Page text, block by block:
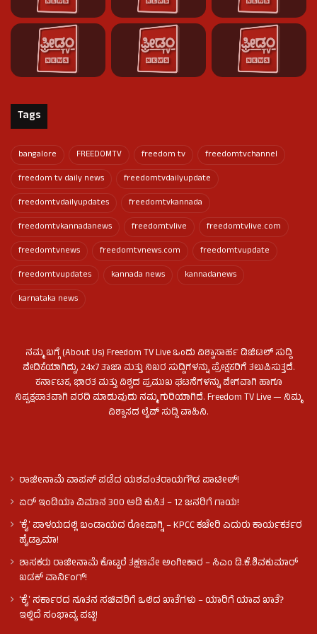
Tags
bangalore FREEDOMTV freedom tv
freedomtvchannel
freedom tv daily news
freedomtvdailyupdate
freedomtvdailyupdates
freedomtvkannada
freedomtvkannadanews
freedomtvlive
freedomtvlive.com
freedomtvnews
freedomtvnews.com
freedomtvupdate
freedomtvupdates
kannada news
kannadanews
karnataka news
ನಮ್ಮ ಬಗ್ಗೆ (About Us) Freedom TV Live ಒಂದು ವಿಶ್ವಾಸಾರ್ಹ ಡಿಜಿಟಲ್ ಸುದ್ದಿ
ವೇದಿಕೆಯಾಗಿದ್ದು, 24x7 ತಾಜಾ ಮತ್ತು ನಿಖರ ಸುದ್ದಿಗಳನ್ನು ಪ್ರೇಕ್ಷಕರಿಗೆ ತಲುಪಿಸುತ್ತದೆ.
ಕರ್ನಾಟಕ, ಭಾರತ ಮತ್ತು ವಿಶ್ವದ ಪ್ರಮುಖ ಘಟನೆಗಳನ್ನು ವೇಗವಾಗಿ ಹಾಗೂ
ನಿಷ್ಪಕ್ಷಪಾತವಾಗಿ ವರದಿ ಮಾಡುವುದು ನಮ್ಮ ಗುರಿಯಾಗಿದೆ. Freedom TV Live — ನಿಮ್ಮ
ವಿಶ್ವಾಸದ ಲೈವ್ ಸುದ್ದಿ ವಾಹಿನಿ.
ರಾಜೀನಾಮೆ ವಾಪಸ್ ಪಡೆದ ಯಶವಂತರಾಯಗೌಡ ಪಾಟೀಲ್‌!
ಏರ್ ಇಂಡಿಯಾ ವಿಮಾನ 300 ಅಡಿ ಕುಸಿತ – 12 ಜನರಿಗೆ ಗಾಯ!
ʻಕೈʼ​ ಪಾಳಯದಲ್ಲಿ ಬಂಡಾಯದ ರೋಷಾಗ್ನಿ – KPCC ಕಚೇರಿ ಎದುರು ಕಾರ್ಯಕರ್ತರ
ಹೈಡ್ರಾಮಾ!
ಶಾಸಕರು ರಾಜೀನಾಮೆ ಕೊಟ್ಟರೆ ತಕ್ಷಣವೇ ಅಂಗೀಕಾರ – ಸಿಎಂ ಡಿ.ಕೆ.ಶಿವಕುಮಾರ್
ಖಡಕ್ ವಾರ್ನಿಂಗ್!
ʻಕೈʼ ಸರ್ಕಾರದ ನೂತನ ಸಚಿವರಿಗೆ ಒಲಿದ ಖಾತೆಗಳು – ಯಾರಿಗೆ ಯಾವ ಖಾತೆ?
ಇಲ್ಲಿದೆ ಸಂಭಾವ್ಯ ಪಟ್ಟಿ!